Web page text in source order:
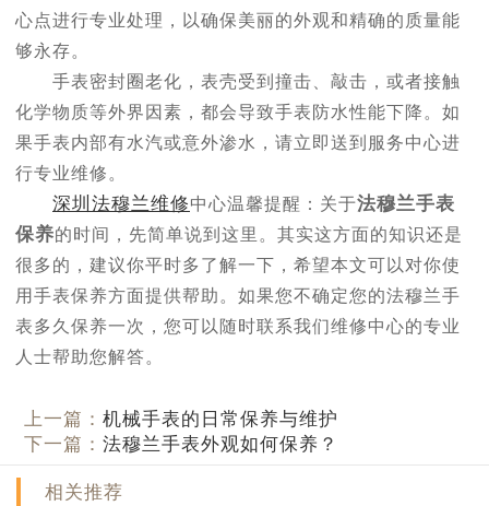
心点进行专业处理，以确保美丽的外观和精确的质量能
够永存。
手表密封圈老化，表壳受到撞击、敲击，或者接触
化学物质等外界因素，都会导致手表防水性能下降。如
果手表内部有水汽或意外渗水，请立即送到服务中心进
行专业维修。
深圳法穆兰维修中心温馨提醒：关于法穆兰手表
保养的时间，先简单说到这里。其实这方面的知识还是
很多的，建议你平时多了解一下，希望本文可以对你使
用手表保养方面提供帮助。如果您不确定您的法穆兰手
表多久保养一次，您可以随时联系我们维修中心的专业
人士帮助您解答。
上一篇：机械手表的日常保养与维护
下一篇：法穆兰手表外观如何保养？
相关推荐